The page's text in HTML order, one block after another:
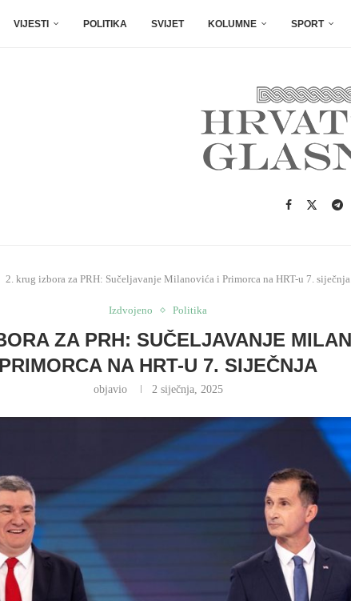
VIJESTI POLITIKA SVIJET KOLUMNE SPORT
2. krug izbora za PRH: Sučeljavanje Milanovića i Primorca na HRT-u 7. siječnja
Izdvojeno Politika
ZA PRH: SUČELJAVANJE
PRIMORCA NA HRT-U 7. SIJEČNJA
objavio 2 siječnja, 2025